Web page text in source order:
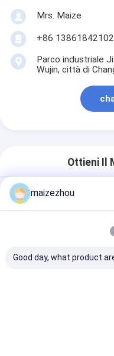
Mrs. Maize
+86 13861842102
Parco industriale
Wujin, città di
Ottieni Il
maizezhou
Good day, what product